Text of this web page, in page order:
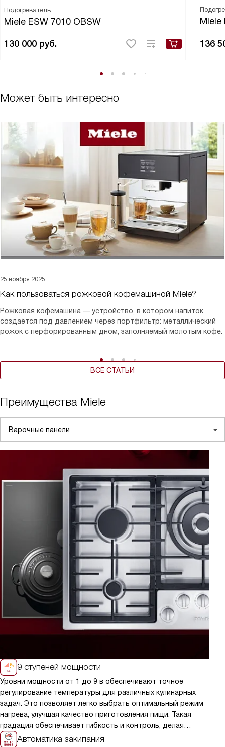
Подогреватель
Miele ESW 7010 OBSW
130 000 руб.
Miele
136
Может быть интересно
25 ноября 2025
Как пользоваться рожковой кофемашиной Miele?
Рожковая кофемашина — устройство, в котором напиток
создаётся под давлением через портфильтр: металлический
рожок с перфорированным дном, заполняемый молотым кофе.
ВСЕ СТАТЬИ
Преимущества Miele
Варочные панели
Микроволновые печи
Пароварки
Подогреватели посуды
Посудомоечные машины
Холодильники
9 ступеней мощности
Уровни мощности от 1 до 9 в обеспечивают точное
регулирование температуры для различных кулинарных
задач. Это позволяет легко выбрать оптимальный режим
нагрева, улучшая качество приготовления пищи. Такая
градация обеспечивает гибкость и контроль, делая
процесс готовки более удобным и эффективным.
Автоматика закипания